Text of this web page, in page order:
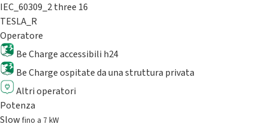
IEC_60309_2 three 16
TESLA_R
Operatore
Be Charge accessibili h24
Be Charge ospitate da una struttura privata
Altri operatori
Potenza
Slowfino a 7 kW